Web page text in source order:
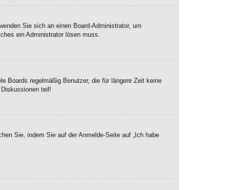
Sie sich an einen Board-Administrator, um
ein Administrator lösen muss.
Boards regelmäßig Benutzer, die für längere Zeit keine
teil!
Sie, indem Sie auf der Anmelde-Seite auf „Ich habe